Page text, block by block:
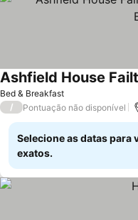
Bed & Breakfast
/ Pontuação não disponível
Selecione as datas para
exatos.